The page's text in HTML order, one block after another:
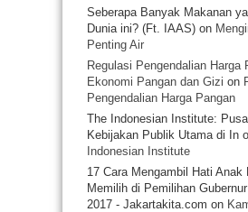
Seberapa Banyak Makanan
Dunia ini? (Ft. IAAS) on
Penting Air
Regulasi Pengendalian Harga
Ekonomi Pangan dan Gizi on
Pengendalian Harga Pangan
The Indonesian Institute:
Kebijakan Publik Utama di In
Indonesian Institute
17 Cara Mengambil Hati Anak
Memilih di Pemilihan
2017 - Jakartakita.com on